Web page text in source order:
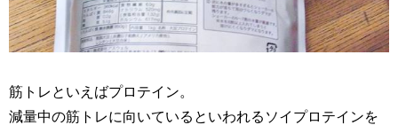
筋トレといえばプロテイン。
減量中の筋トレに向いているといわれるソイプロテインを